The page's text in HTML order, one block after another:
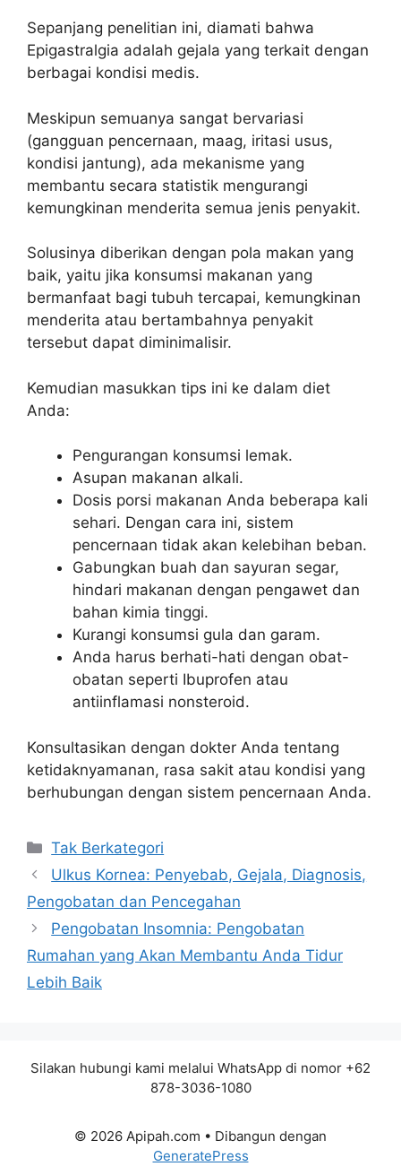
Sepanjang penelitian ini, diamati bahwa
Epigastralgia adalah gejala yang terkait dengan
berbagai kondisi medis.
Meskipun semuanya sangat bervariasi
(gangguan pencernaan, maag, iritasi usus,
kondisi jantung), ada mekanisme yang
membantu secara statistik mengurangi
kemungkinan menderita semua jenis penyakit.
Solusinya diberikan dengan pola makan yang
baik, yaitu jika konsumsi makanan yang
bermanfaat bagi tubuh tercapai, kemungkinan
menderita atau bertambahnya penyakit
tersebut dapat diminimalisir.
Kemudian masukkan tips ini ke dalam diet
Anda:
Pengurangan konsumsi lemak.
Asupan makanan alkali.
Dosis porsi makanan Anda beberapa kali
sehari. Dengan cara ini, sistem
pencernaan tidak akan kelebihan beban.
Gabungkan buah dan sayuran segar,
hindari makanan dengan pengawet dan
bahan kimia tinggi.
Kurangi konsumsi gula dan garam.
Anda harus berhati-hati dengan obat-
obatan seperti Ibuprofen atau
antiinflamasi nonsteroid.
Konsultasikan dengan dokter Anda tentang
ketidaknyamanan, rasa sakit atau kondisi yang
berhubungan dengan sistem pencernaan Anda.
Kategori
Tak Berkategori
Ulkus Kornea: Penyebab, Gejala, Diagnosis,
Pengobatan dan Pencegahan
Pengobatan Insomnia: Pengobatan
Rumahan yang Akan Membantu Anda Tidur
Lebih Baik
Silakan hubungi kami melalui WhatsApp di nomor +62
878-3036-1080
© 2026 Apipah.com • Dibangun dengan
GeneratePress